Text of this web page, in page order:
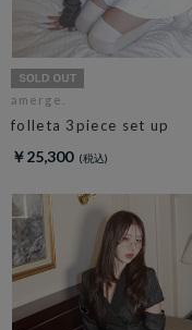
amerge.
folleta 3piece set up
￥25,300